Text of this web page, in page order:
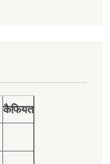
कैफियत